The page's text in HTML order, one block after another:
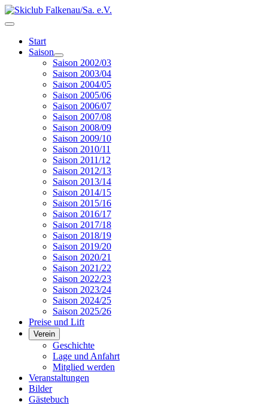
Start
Saison
Saison 2002/03
Saison 2003/04
Saison 2004/05
Saison 2005/06
Saison 2006/07
Saison 2007/08
Saison 2008/09
Saison 2009/10
Saison 2010/11
Saison 2011/12
Saison 2012/13
Saison 2013/14
Saison 2014/15
Saison 2015/16
Saison 2016/17
Saison 2017/18
Saison 2018/19
Saison 2019/20
Saison 2020/21
Saison 2021/22
Saison 2022/23
Saison 2023/24
Saison 2024/25
Saison 2025/26
Preise und Lift
Verein
Geschichte
Lage und Anfahrt
Mitglied werden
Veranstaltungen
Bilder
Gästebuch